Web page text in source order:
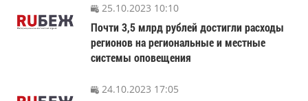
25.10.2023 10:10
Почти 3,5 млрд рублей достигли расходы
регионов на региональные и местные
системы оповещения
24.10.2023 17:05